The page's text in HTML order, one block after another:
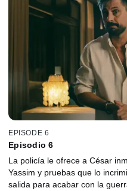
EPISODE 6
Episodio 6
La policía le ofrece a César
Yassim y pruebas que lo
salida para acabar con la